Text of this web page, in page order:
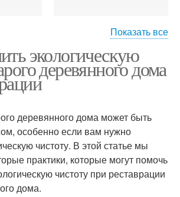
Чистые системы
Показать все
экологическую
деревянного дома
деревянного дома может быть
особенно если вам нужно
чистоту. В этой статье мы
практики, которые могут помочь
чистоту при реставрации
дома.